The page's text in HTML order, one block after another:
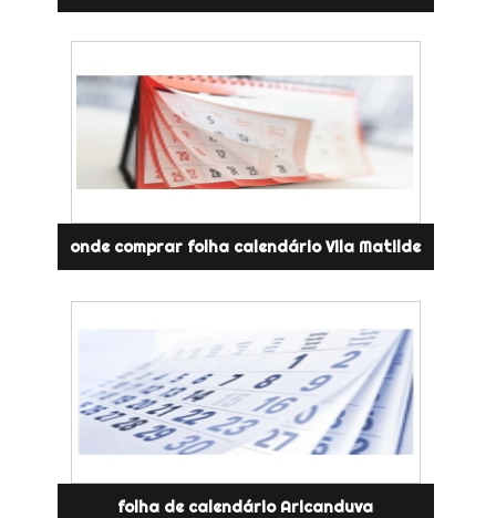
onde comprar folha calendário Vila Matilde
folha de calendário Aricanduva